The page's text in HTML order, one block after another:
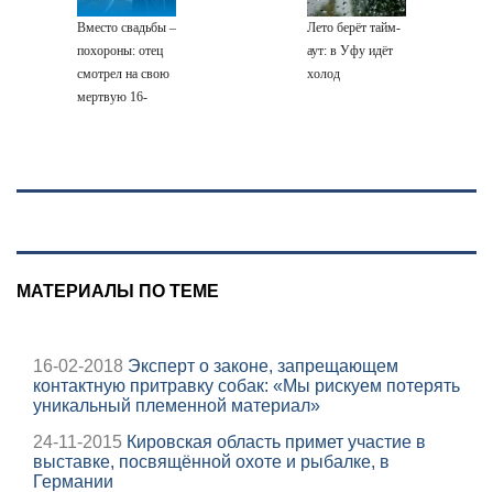
Украины от
военкора Коца
Вместо свадьбы –
похороны: отец
смотрел на свою
мертвую 16-
Лето берёт тайм-
аут: в Уфу идёт
холод
МАТЕРИАЛЫ ПО ТЕМЕ
16-02-2018 Эксперт о законе, запрещающем
контактную притравку собак: «Мы рискуем потерять
уникальный племенной материал»
24-11-2015 Кировская область примет участие в
выставке, посвящённой охоте и рыбалке, в
Германии